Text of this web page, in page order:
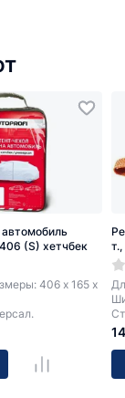
(S) хетчбек
406 х 165 х
14